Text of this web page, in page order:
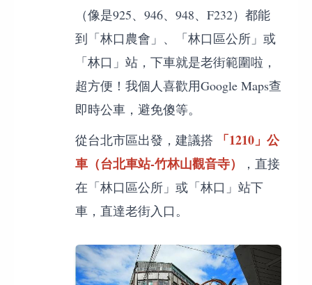
（像是925、946、948、F232）都能
到「林口農會」、「林口區公所」或
「林口」站，下車就是老街範圍啦，
超方便！我個人喜歡用Google Maps查
即時公車，避免傻等。
從台北市區出發，建議搭
「1210」公
車（台北車站-竹林山觀音寺）
，直接
在「林口區公所」或「林口」站下
車，直達老街入口。